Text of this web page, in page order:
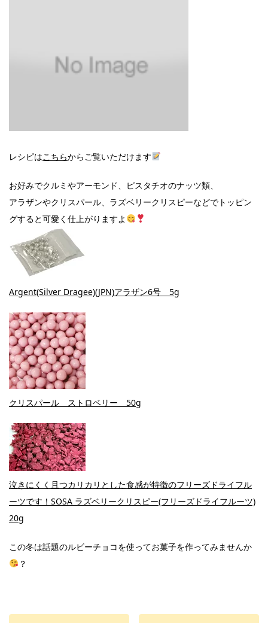
レシピはこちらからご覧いただけます
お好みでクルミやアーモンド、ピスタチオのナッツ類、
アラザンやクリスパール、ラズベリークリスピーなどでトッピン
グすると可愛く仕上がりますよ
Argent(Silver Dragee)(JPN)アラザン6号 5g
クリスパール ストロベリー 50g
泣きにくく且つカリカリとした食感が特徴のフリーズドライフル
ーツです！SOSA ラズベリークリスピー(フリーズドライフルーツ)
20g
この冬は話題のルビーチョコを使ってお菓子を作ってみませんか
？